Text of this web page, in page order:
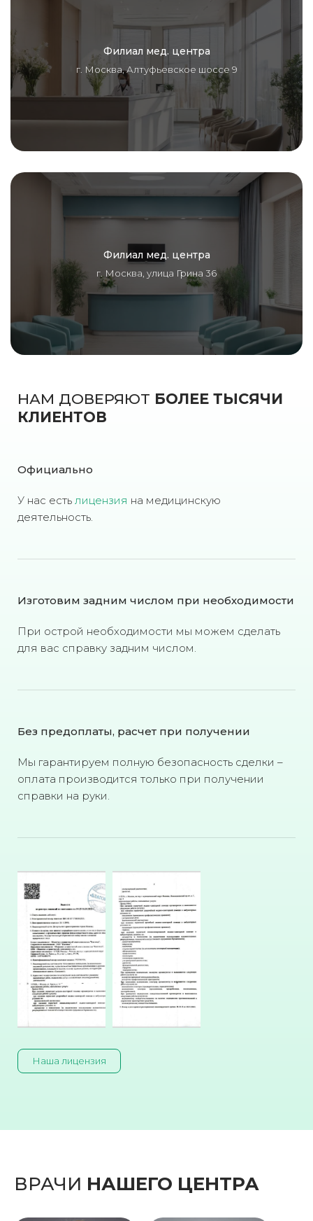
Филиал мед. центра
г. Москва, Алтуфьевское шоссе 9
Филиал мед. центра
г. Москва, улица Грина 36
НАМ ДОВЕРЯЮТ БОЛЕЕ ТЫСЯЧИ
КЛИЕНТОВ
Официально
У нас есть лицензия на медицинскую
деятельность.
Изготовим задним числом при необходимости
При острой необходимости мы можем сделать
для вас справку задним числом.
Без предоплаты, расчет при получении
Мы гарантируем полную безопасность сделки –
оплата производится только при получении
справки на руки.
Наша лицензия
ВРАЧИ НАШЕГО ЦЕНТРА